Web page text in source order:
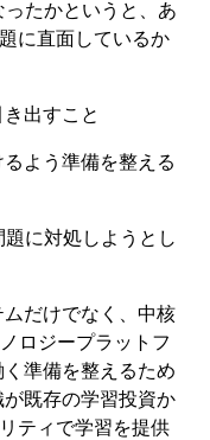
たかというと、あ
に直面しているか
出すこと
よう準備を整える
に対処しようとし
だけでなく、中核
ロジープラットフ
準備を整えるため
既存の学習投資か
ティで学習を提供